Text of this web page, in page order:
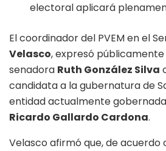
electoral aplicará
El coordinador del PVEM en el
Velasco, expresó
senadora Ruth González Silva
candidata a la gubernatura de
entidad actualmente
Ricardo Gallardo Cardona.
Velasco afirmó que, de acuerdo